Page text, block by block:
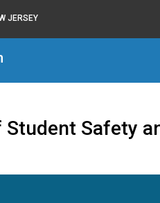
JERSEY
Student Safety